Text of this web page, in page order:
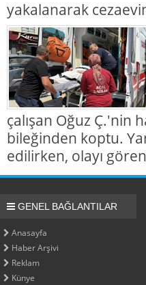
yakalanarak
çalışan Oğuz Ç.'nin
bileğinden koptu.
edilirken, olayı
GENEL BAĞLANTILAR
Anasayfa
Haber Arşivi
Reklam
Künye